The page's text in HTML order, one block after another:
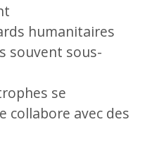
humanitaires
souvent sous-
se
collabore avec des